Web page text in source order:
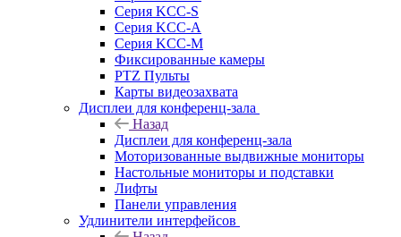
Серия KCC-S
Серия KCC-A
Серия KCC-M
Фиксированные камеры
PTZ Пульты
Карты видеозахвата
Дисплеи для конференц-зала
Назад
Дисплеи для конференц-зала
Моторизованные выдвижные мониторы
Настольные мониторы и подставки
Лифты
Панели управления
Удлинители интерфейсов